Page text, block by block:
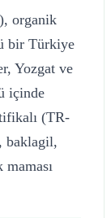
organik
bir Türkiye
Yozgat ve
içinde
(TR-
baklagil,